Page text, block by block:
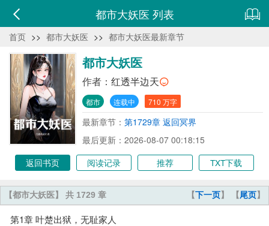
都市大妖医 列表
首页 >> 都市大妖医 >> 都市大妖医最新章节
都市大妖医
作者： 红透半边天
都市 连载中 710 万字
最新章节： 第1729章 返回冥界
最后更新：2026-08-07 00:18:15
返回书页
阅读记录 推荐 TXT下载
【下一页】 【尾页】
【都市大妖医】 共 1729 章
第1章 叶楚出狱，无耻家人